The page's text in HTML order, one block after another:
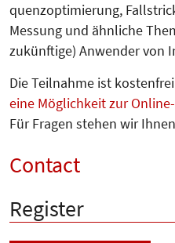
quenz­optimierung,
Messung und ähnliche
zukünftige) Anwender von
Die Teilnahme ist
eine Möglichkeit zur
Für Fragen stehen wir
Contact
Register